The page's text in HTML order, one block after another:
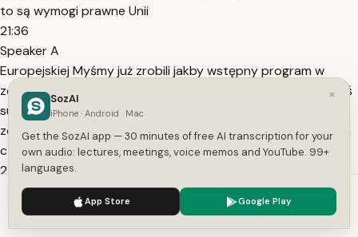
to są wymogi prawne Unii
21:36
Speaker A
Europejskiej Myśmy już zrobili jakby wstępny program w
zeszłym roku myśmy wysłali go do komisji komisja tam Jakieś
sugestie nam dała a teraz to jest aktualizacja Proszę
zobaczyć że przed tytułem tego programu jest takie małe a
czyli aktualizacja Jaki jest główny cel
21:52
Speaker A
tego programu no główny cel tego programu jest
dekarbonizacja i wprowadzenie źródeł odnawialnych i ten
We use cookies to enhance your experience.
×
SozAI
iPhone · Android · Mac
Get the SozAI app — 30 minutes of free AI transcription for your
own audio: lectures, meetings, voice memos and YouTube. 99+
languages.
App Store Google Play